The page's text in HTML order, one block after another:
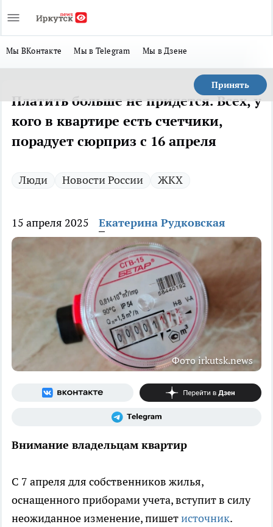
Мы ВКонтакте Мы в Telegram Мы в Дзене
Принять
Платить больше не придется. Всех, у
кого в квартире есть счетчики,
порадует сюрприз с 16 апреля
Люди Новости России ЖКХ
15 апреля 2025 Екатерина Рудковская
Фото irkutsk.news
Внимание владельцам квартир
С 7 апреля для собственников жилья,
оснащенного приборами учета, вступит в силу
неожиданное изменение, пишетисточник.